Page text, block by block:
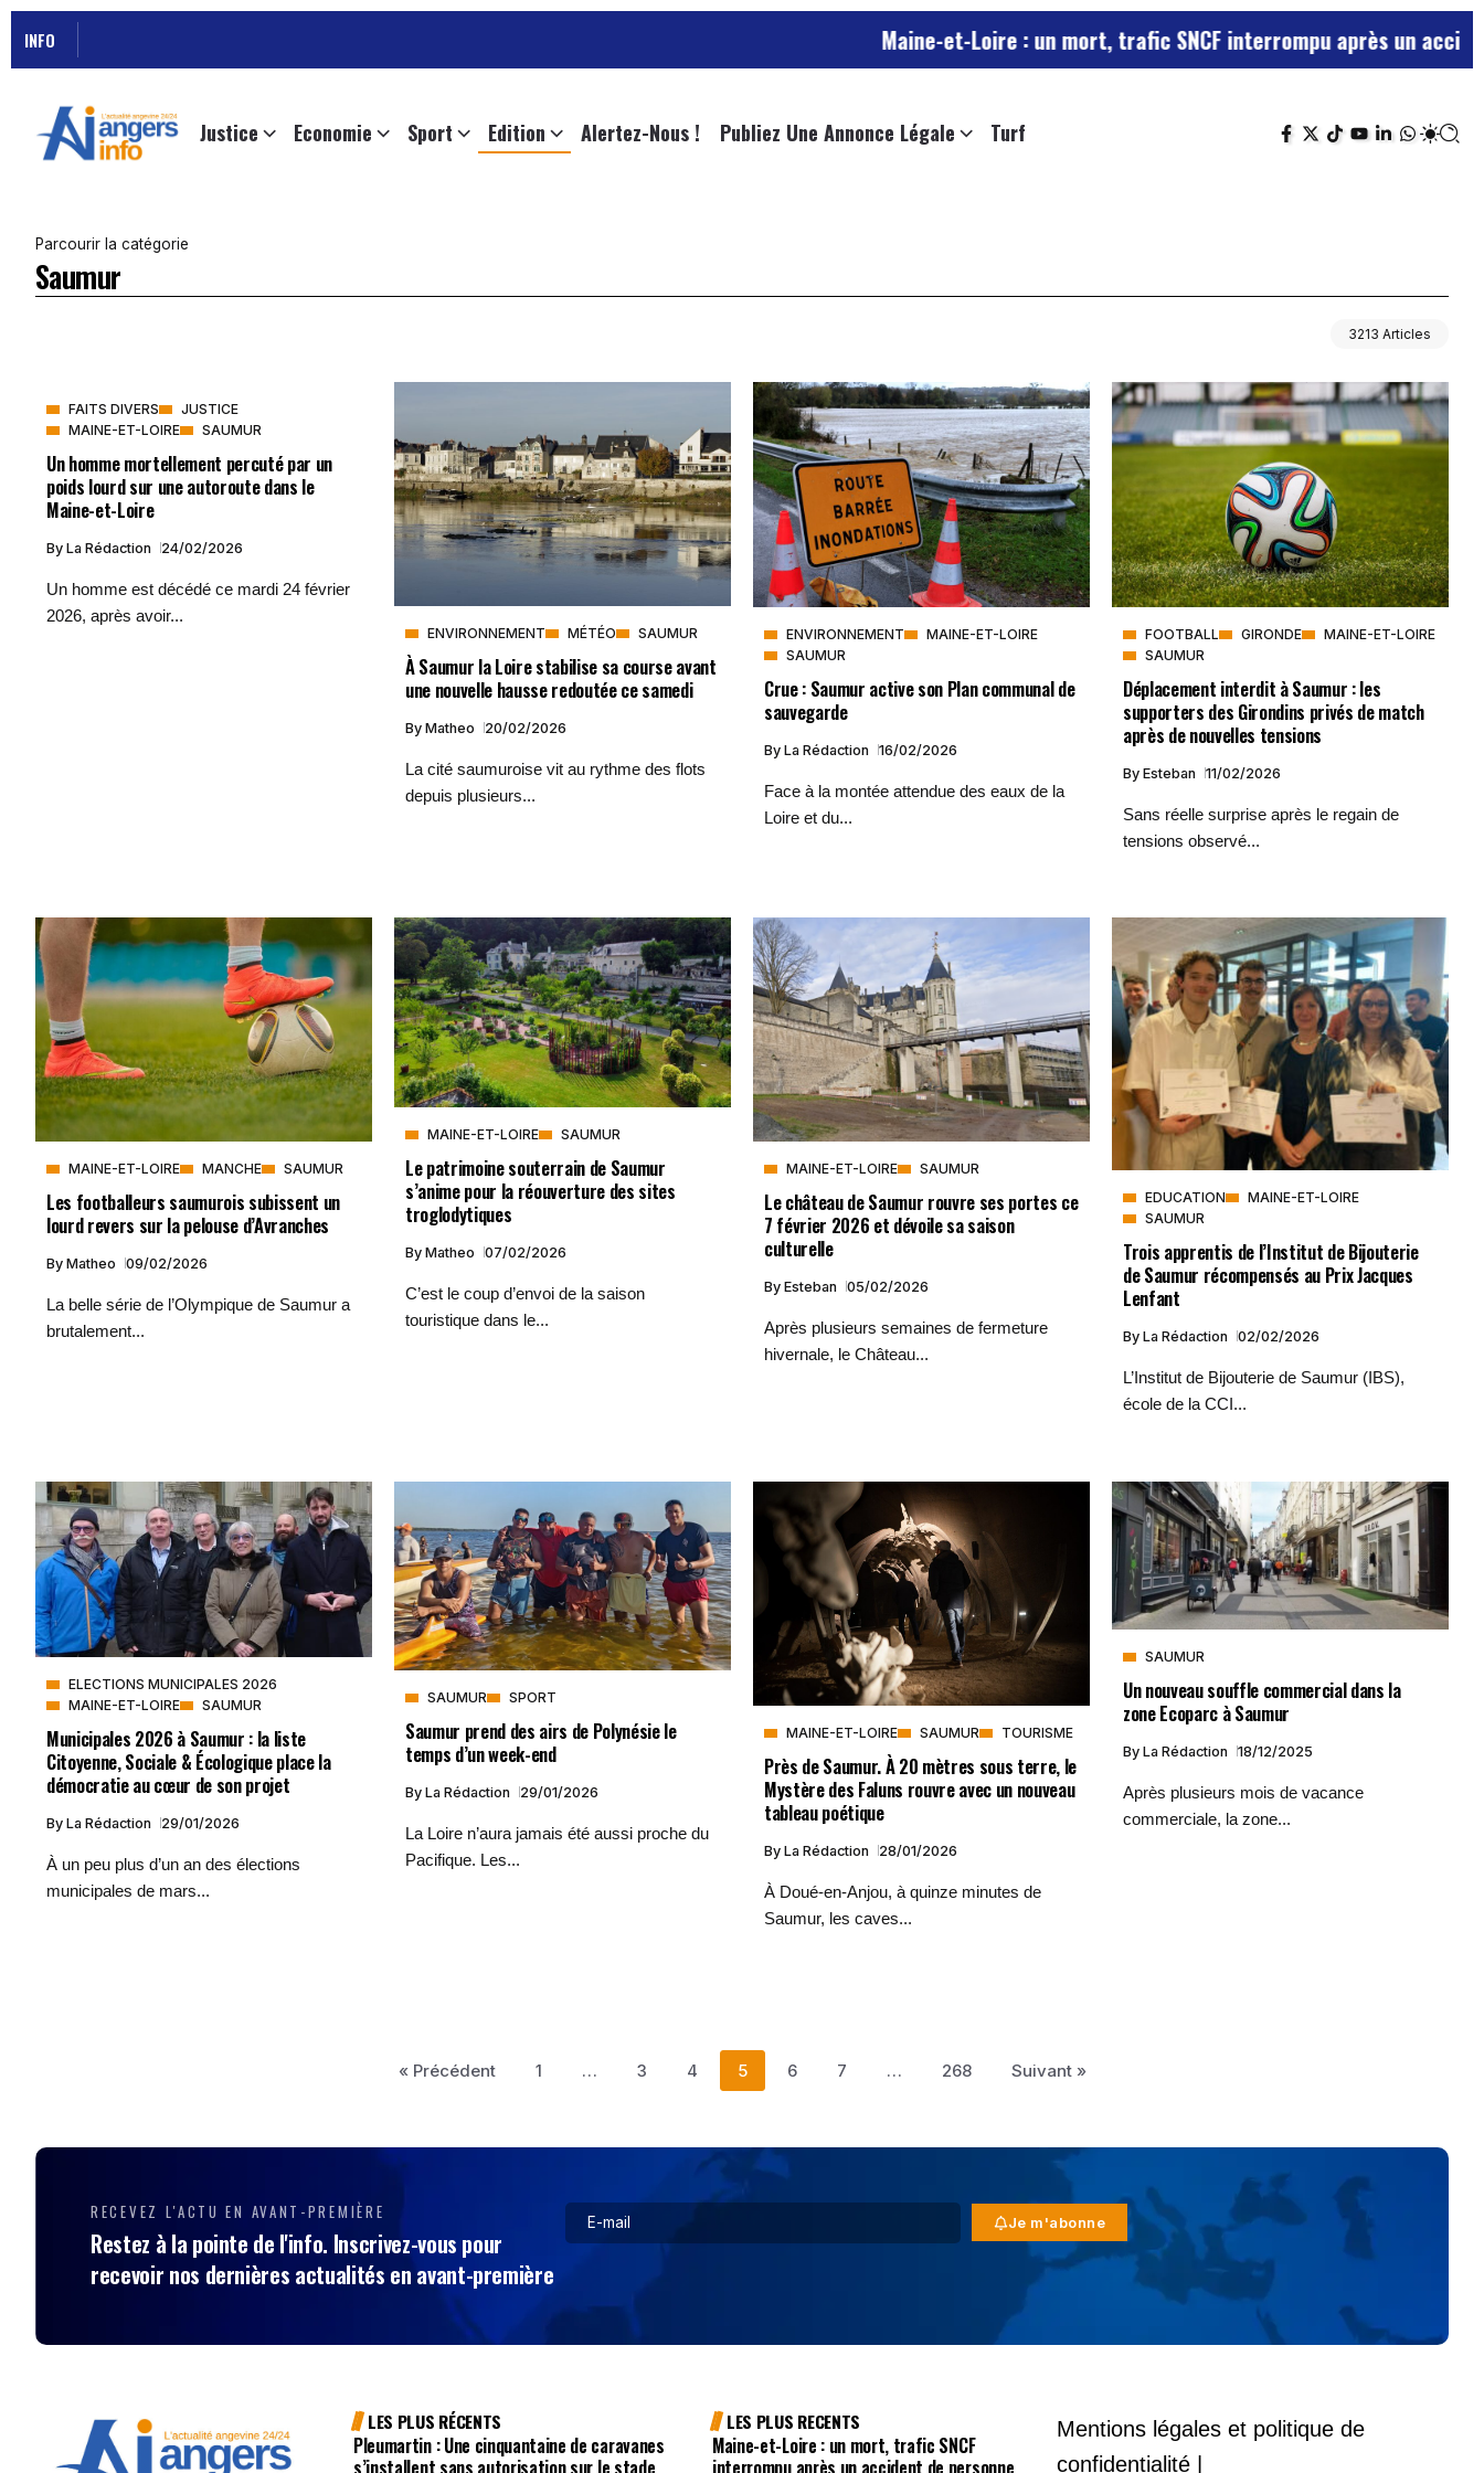
INFO Maine-et-Loire : un mort, trafic SNCF interrompu après un accident de
Justice Economie Sport Edition Alertez-Nous ! Publiez Une Annonce Légale Turf
Parcourir la catégorie
Saumur
3213 Articles
FAITS DIVERS
JUSTICE
MAINE-ET-LOIRE
SAUMUR
Un homme mortellement percuté par un
poids lourd sur une autoroute dans le
Maine-et-Loire
By La Rédaction 24/02/2026
Un homme est décédé ce mardi 24 février
2026, après avoir...
ENVIRONNEMENT MÉTÉO SAUMUR
À Saumur la Loire stabilise sa course avant
une nouvelle hausse redoutée ce samedi
By Matheo 20/02/2026
La cité saumuroise vit au rythme des flots
depuis plusieurs...
ENVIRONNEMENT
MAINE-ET-LOIRE
SAUMUR
Crue : Saumur active son Plan communal de
sauvegarde
By La Rédaction 16/02/2026
Face à la montée attendue des eaux de la
Loire et du...
FOOTBALL GIRONDE
MAINE-ET-LOIRE
SAUMUR
Déplacement interdit à Saumur : les
supporters des Girondins privés de match
après de nouvelles tensions
By Esteban 11/02/2026
Sans réelle surprise après le regain de
tensions observé...
MAINE-ET-LOIRE MANCHE SAUMUR
Les footballeurs saumurois subissent un
lourd revers sur la pelouse d’Avranches
By Matheo 09/02/2026
La belle série de l’Olympique de Saumur a
brutalement...
MAINE-ET-LOIRE SAUMUR
Le patrimoine souterrain de Saumur
s’anime pour la réouverture des sites
troglodytiques
By Matheo 07/02/2026
C’est le coup d’envoi de la saison
touristique dans le...
MAINE-ET-LOIRE SAUMUR
Le château de Saumur rouvre ses portes ce
7 février 2026 et dévoile sa saison
culturelle
By Esteban 05/02/2026
Après plusieurs semaines de fermeture
hivernale, le Château...
EDUCATION
MAINE-ET-LOIRE
SAUMUR
Trois apprentis de l’Institut de Bijouterie
de Saumur récompensés au Prix Jacques
Lenfant
By La Rédaction 02/02/2026
L’Institut de Bijouterie de Saumur (IBS),
école de la CCI...
ELECTIONS MUNICIPALES 2026
MAINE-ET-LOIRE
SAUMUR
Municipales 2026 à Saumur : la liste
Citoyenne, Sociale & Écologique place la
démocratie au cœur de son projet
By La Rédaction 29/01/2026
À un peu plus d’un an des élections
municipales de mars...
SAUMUR SPORT
Saumur prend des airs de Polynésie le
temps d’un week-end
By La Rédaction 29/01/2026
La Loire n’aura jamais été aussi proche du
Pacifique. Les...
MAINE-ET-LOIRE SAUMUR TOURISME
Près de Saumur. À 20 mètres sous terre, le
Mystère des Faluns rouvre avec un nouveau
tableau poétique
By La Rédaction 28/01/2026
À Doué-en-Anjou, à quinze minutes de
Saumur, les caves...
SAUMUR
Un nouveau souffle commercial dans la
zone Ecoparc à Saumur
By La Rédaction 18/12/2025
Après plusieurs mois de vacance
commerciale, la zone...
« Précédent 1 … 3 4 5 6 7 … 268 Suivant »
RECEVEZ L'ACTU EN AVANT-PREMIÈRE
Restez à la pointe de l'info. Inscrivez-vous pour
recevoir nos dernières actualités en avant-première
Je m'abonne
LES PLUS RÉCENTS
Pleumartin : Une cinquantaine de caravanes
s’installent sans autorisation sur le stade
LES PLUS RECENTS
Maine-et-Loire : un mort, trafic SNCF
interrompu après un accident de personne
Mentions légales et politique de
confidentialité |